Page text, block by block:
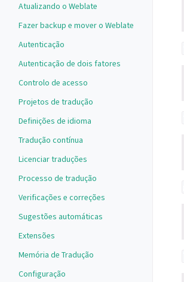
Atualizando o Weblate
Fazer backup e mover o Weblate
Autenticação
Autenticação de dois fatores
Controlo de acesso
Projetos de tradução
Definições de idioma
Tradução contínua
Licenciar traduções
Processo de tradução
Verificações e correções
Sugestões automáticas
Extensões
Memória de Tradução
Configuração